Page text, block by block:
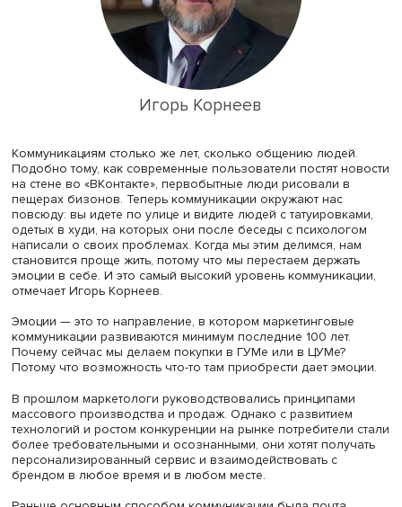
Игорь Корнеев
Коммуникациям столько же лет, сколько общению
Подобно тому, как современные пользователи постят
на стене во «ВКонтакте», первобытные люди рисовали в
пещерах бизонов. Теперь коммуникации окружают нас
повсюду: вы идете по улице и видите людей с
одетых в худи, на которых они после беседы с
написали о своих проблемах. Когда мы этим делимся,
становится проще жить, потому что мы перестаем
эмоции в себе. И это самый высокий уровень
отмечает Игорь Корнеев.